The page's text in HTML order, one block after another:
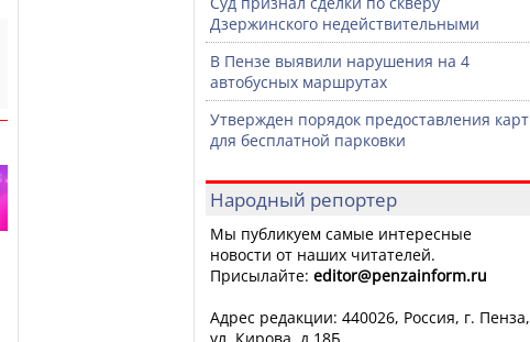
Дзержинского недействительными
В Пензе выявили нарушения на 4
автобусных маршрутах
Утвержден порядок предоставления карт
для бесплатной парковки
Народный репортер
Мы публикуем самые интересные
новости от наших читателей.
Присылайте: editor@penzainform.ru
Адрес редакции: 440026, Россия, г. Пенза,